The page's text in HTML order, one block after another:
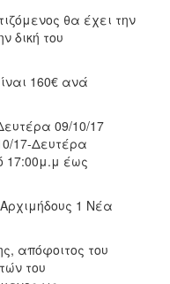
θα έχει την
δική του
160€ ανά
09/10/17
17-Δευτέρα
17:00μ.μ έως
1 Νέα
απόφοιτος του
του